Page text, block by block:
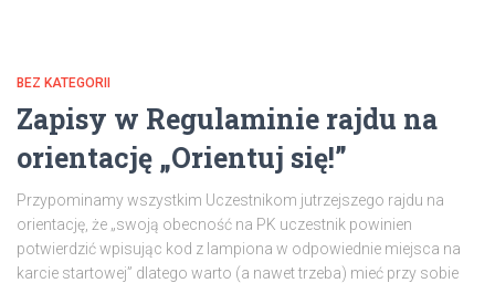
BEZ KATEGORII
Zapisy w Regulaminie rajdu na
orientację „Orientuj się!”
Przypominamy wszystkim Uczestnikom jutrzejszego rajdu na
orientację, że „swoją obecność na PK uczestnik powinien
potwierdzić wpisując kod z lampiona w odpowiednie miejsca na
karcie startowej” dlatego warto (a nawet trzeba) mieć przy sobie